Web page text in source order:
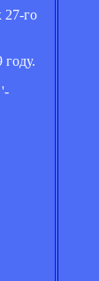
27-го